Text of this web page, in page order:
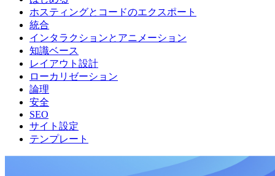
ホスティングとコードのエクスポート
統合
インタラクションとアニメーション
知識ベース
レイアウト設計
ローカリゼーション
論理
安全
SEO
サイト設定
テンプレート